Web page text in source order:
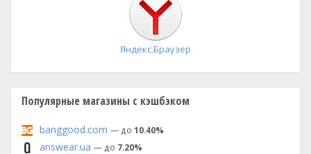
Яндекс.Браузер
Популярные магазины с кэшбэком
banggood.com — до 10.40%
answear.ua — до 7.20%